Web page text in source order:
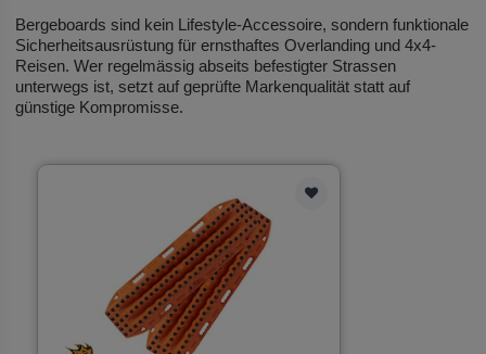
Bergeboards sind kein Lifestyle-Accessoire, sondern funktionale
Sicherheitsausrüstung für ernsthaftes Overlanding und 4x4-
Reisen. Wer regelmässig abseits befestigter Strassen
unterwegs ist, setzt auf geprüfte Markenqualität statt auf
günstige Kompromisse.